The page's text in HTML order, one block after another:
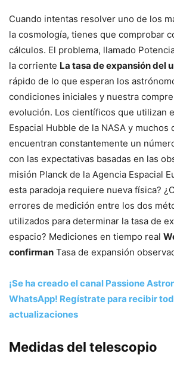
Cuando intentas resolver uno de los
la cosmología, tienes que comprobar
cálculos. El problema, llamado
la corriente La tasa de expansión del
rápido de lo que esperan los
condiciones iniciales y nuestra
evolución. Los científicos que utilizan
Espacial Hubble de la NASA y
encuentran constantemente un
con las expectativas basadas en las
misión Planck de la Agencia Espacial
esta paradoja requiere nueva física?
errores de medición entre los dos
utilizados para determinar la tasa de
espacio? Mediciones en tiempo real
confirman Tasa de expansión
¡Se ha creado el canal Passione
WhatsApp! Regístrate para recibir
actualizaciones
Medidas del telescopio